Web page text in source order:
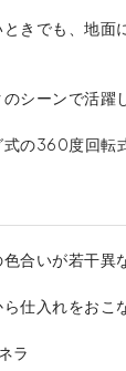
きでも、地面
シーンで活躍
の360度回転
合いが若干異
仕入れをおこ
ラ